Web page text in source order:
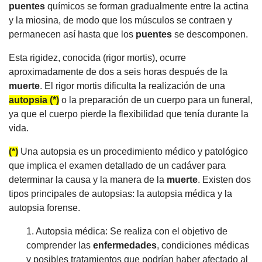
puentes químicos se forman gradualmente entre la actina
y la miosina, de modo que los músculos se contraen y
permanecen así hasta que los puentes se descomponen.
Esta rigidez, conocida (rigor mortis), ocurre
aproximadamente de dos a seis horas después de la
muerte. El rigor mortis dificulta la realización de una
autopsia (*) o la preparación de un cuerpo para un funeral,
ya que el cuerpo pierde la flexibilidad que tenía durante la
vida.
(*) Una autopsia es un procedimiento médico y patológico
que implica el examen detallado de un cadáver para
determinar la causa y la manera de la muerte. Existen dos
tipos principales de autopsias: la autopsia médica y la
autopsia forense.
1. Autopsia médica: Se realiza con el objetivo de
comprender las enfermedades, condiciones médicas
y posibles tratamientos que podrían haber afectado al